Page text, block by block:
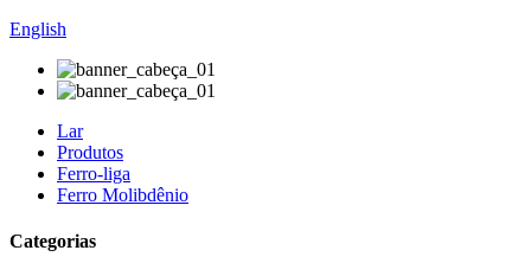
English
Lar
Produtos
Ferro-liga
Ferro Molibdênio
Categorias